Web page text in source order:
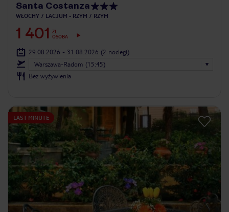
Santa Costanza
WŁOCHY LACJUM - RZYM RZYM
1 401
ZŁ
OSOBA
29.08.2026 - 31.08.2026 (2 noclegi)
Warszawa-Radom (15:45)
Bez wyżywienia
LAST MINUTE